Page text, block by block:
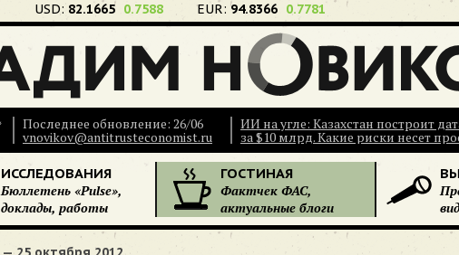
USD: 82.1665 0.7588 EUR: 94.8366 0.7781
Последнее обновление: 26/06
vnovikov@antitrusteconomist.ru
ИИ на угле: Казахстан построит
за $10 млрд. Какие риски несет
ИССЛЕДОВАНИЯ
Бюллетень «Pulse»,
доклады, работы
ГОСТИНАЯ
Фактчек ФАС,
актуальные блоги